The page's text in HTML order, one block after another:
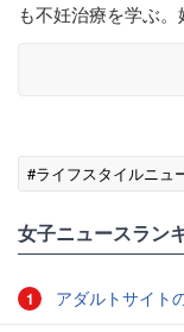
も不妊治療を学ぶ
#ライフスタイルニュ
女子ニュースラン
1 アダルトサイトの書き込みに